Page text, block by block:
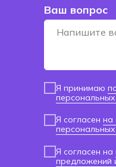
Ваш вопрос
Я принимаю
Я согласен на
Я согласен на
предложений